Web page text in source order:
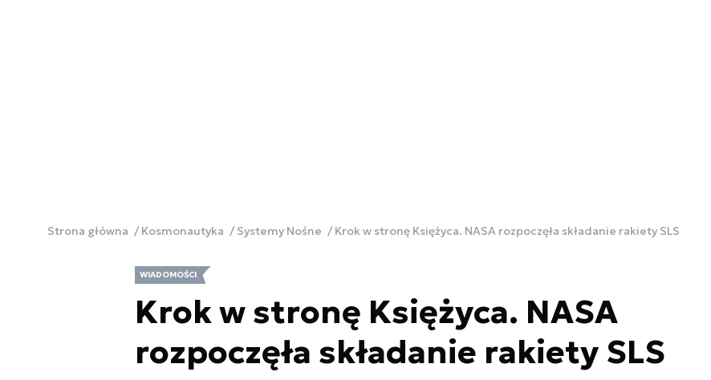
Strona główna Kosmonautyka Systemy Nośne Krok w stronę Księżyca. NASA rozpoczęła składanie rakiety SLS
WIADOMOŚCI
Krok w stronę Księżyca. NASA
rozpoczęła składanie rakiety SLS